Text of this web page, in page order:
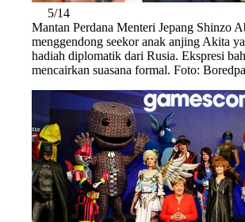
5/14
Mantan Perdana Menteri Jepang Shinzo
menggendong seekor anak anjing Akita
hadiah diplomatik dari Rusia. Ekspresi
mencairkan suasana formal. Foto: